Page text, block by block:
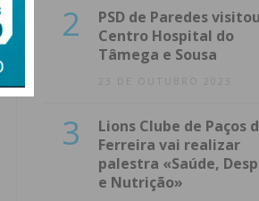
2
PSD de Paredes visitou
Centro Hospital do
Tâmega e Sousa
23 DE OUTUBRO 2023
3
Lions Clube de Paços
Ferreira vai realizar
palestra «Saúde,
e Nutrição»